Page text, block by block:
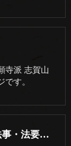
寺派 志賀山
す。
岐阜市の仏事（葬儀・法事・法要）･浄土真宗本願寺派 志賀山 妙徳寺の口コミ情報